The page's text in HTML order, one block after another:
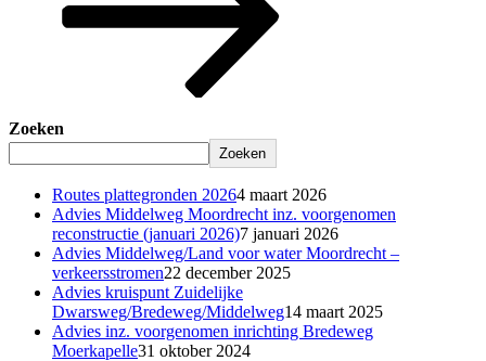
Zoeken
Zoeken
Routes plattegronden 20264 maart 2026
Advies Middelweg Moordrecht inz. voorgenomen
reconstructie (januari 2026)7 januari 2026
Advies Middelweg/Land voor water Moordrecht –
verkeersstromen22 december 2025
Advies kruispunt Zuidelijke
Dwarsweg/Bredeweg/Middelweg14 maart 2025
Advies inz. voorgenomen inrichting Bredeweg
Moerkapelle31 oktober 2024